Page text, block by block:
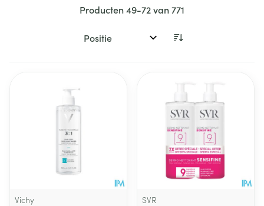
Producten49-72van771
Sorteer op:
Vichy
SVR